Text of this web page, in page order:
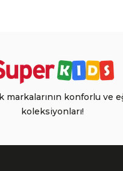
markalarının konforlu ve
koleksiyonları!